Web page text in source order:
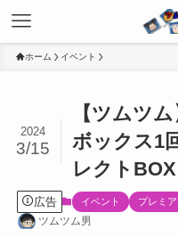
ホーム イベント
【ツムツ
ボックス1
レクトBOX
2024
3/15
広告 イベント プレミ
ツムツム男